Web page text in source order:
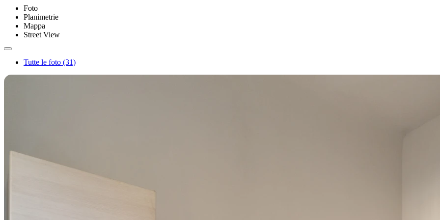
Foto
Planimetrie
Mappa
Street View
Tutte le foto (31)